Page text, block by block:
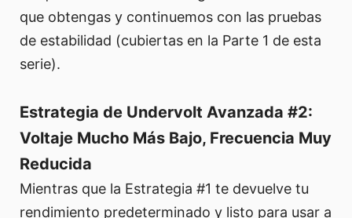
que obtengas y continuemos con las pruebas
de estabilidad (cubiertas en la Parte 1 de esta
serie).
Estrategia de Undervolt Avanzada #2:
Voltaje Mucho Más Bajo, Frecuencia Muy
Reducida
Mientras que la Estrategia #1 te devuelve tu
rendimiento predeterminado y listo para usar a